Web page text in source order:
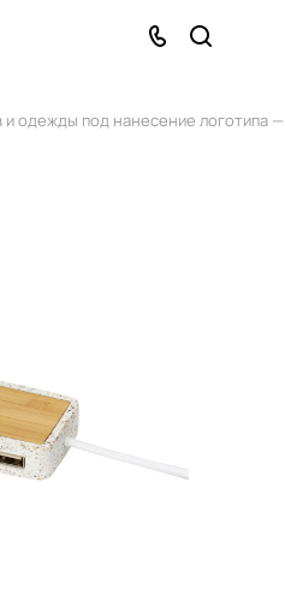
и одежды под нанесение логотипа